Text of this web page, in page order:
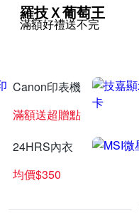
羅技Ｘ葡萄王
滿額好禮送不完
Canon印表機
滿額送超贈點
24HRS內衣
均價$350